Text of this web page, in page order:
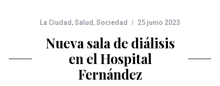
La Ciudad ,Salud ,Sociedad 25 junio 2023
Nueva sala de diálisis
en el Hospital
Fernández